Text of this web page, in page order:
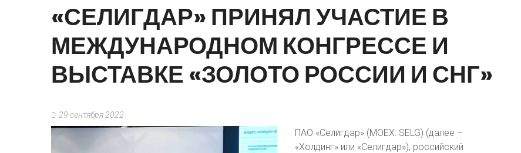
«СЕЛИГДАР»ПРИНЯЛУЧАСТИЕВ
МЕЖДУНАРОДНОМ КОНГРЕССЕИ
ВЫСТАВКЕ«ЗОЛОТОРОССИИ И СНГ»
29 сентября 2022
ПАО «Селигдар» (MOEX: SELG) (далее –
«Холдинг» или «Селигдар»), российский